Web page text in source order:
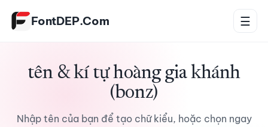
FontDEP.Com ☰
tên & kí tự hoàng gia khánh
(bonz)
Nhập tên của bạn để tạo chữ kiểu, hoặc chọn ngay